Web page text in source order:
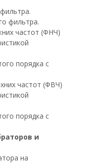
фильтра.
частот (ФНЧ)
порядка с
частот (ФВЧ)
порядка с
и
на